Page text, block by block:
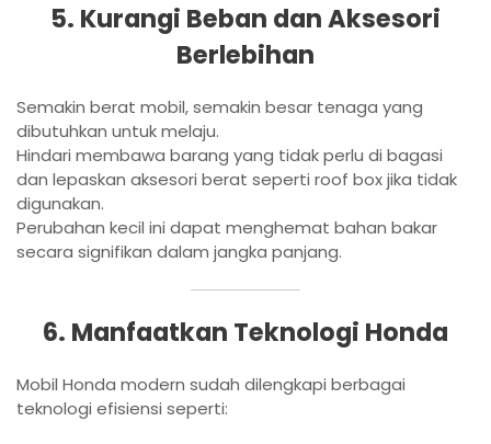
5. Kurangi Beban dan Aksesori
Berlebihan
Semakin berat mobil, semakin besar tenaga yang
dibutuhkan untuk melaju.
Hindari membawa barang yang tidak perlu di bagasi
dan lepaskan aksesori berat seperti roof box jika tidak
digunakan.
Perubahan kecil ini dapat menghemat bahan bakar
secara signifikan dalam jangka panjang.
6. Manfaatkan Teknologi Honda
Mobil Honda modern sudah dilengkapi berbagai
teknologi efisiensi seperti: